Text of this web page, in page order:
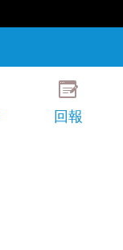
回報